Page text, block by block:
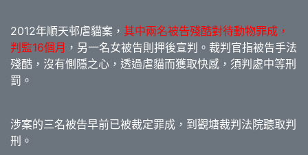
2012年順天邨虐貓案， 其中兩名被告殘酷對待動物罪成，
判監16個月 ，另一名女被告則押後宣判。裁判官指被告手法
殘酷，沒有惻隱之心，透過虐貓而獲取快感，須判處中等刑
罰。
涉案的三名被告早前已被裁定罪成，到觀塘裁判法院聽取判
刑。